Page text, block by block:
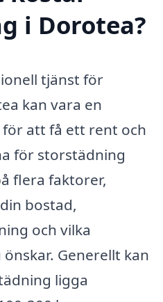
i Dorotea?
tjänst för
kan vara en
att få ett rent och
för storstädning
flera faktorer,
bostad,
och vilka
Generellt kan
ligga